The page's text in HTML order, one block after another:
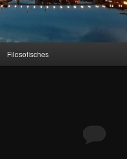
Filosofisches